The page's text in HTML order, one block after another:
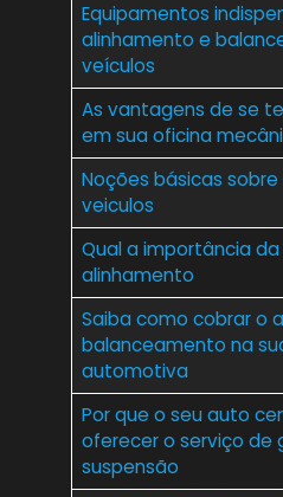
Equipamentos
alinhamento e
veículos
As vantagens de se
em sua oficina
Noções básicas
veiculos
Qual a importância
alinhamento
Saiba como cobrar o
balanceamento na
automotiva
Por que o seu auto
oferecer o serviço de
suspensão